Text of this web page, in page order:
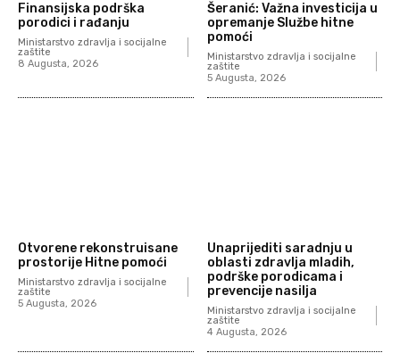
Finansijska podrška
porodici i rađanju
Ministarstvo zdravlja i socijalne
zaštite
8 Augusta, 2026
Šeranić: Važna investicija u
opremanje Službe hitne
pomoći
Ministarstvo zdravlja i socijalne
zaštite
5 Augusta, 2026
Otvorene rekonstruisane
prostorije Hitne pomoći
Ministarstvo zdravlja i socijalne
zaštite
5 Augusta, 2026
Unaprijediti saradnju u
oblasti zdravlja mladih,
podrške porodicama i
prevencije nasilja
Ministarstvo zdravlja i socijalne
zaštite
4 Augusta, 2026